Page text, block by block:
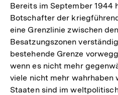
Bereits im September 1944
Botschafter der
eine Grenzlinie zwischen
Besatzungszonen
bestehende Grenze
wenn es nicht mehr
viele nicht mehr wahrhaben
Staaten sind im